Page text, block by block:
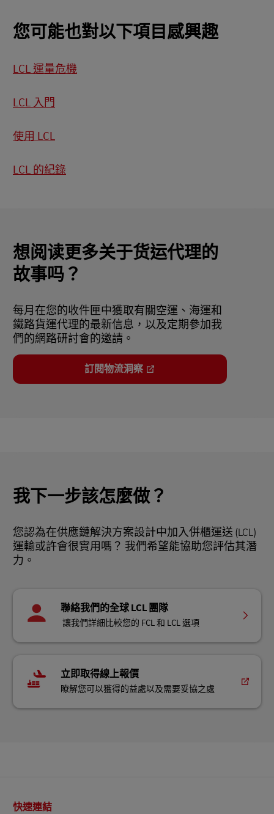
您可能也對以下項目感興趣
LCL 運量危機
LCL 入門
使用 LCL
LCL 的紀錄
想阅读更多关于货运代理的
故事吗？
每月在您的收件匣中獲取有關空運、海運和
鐵路貨運代理的最新信息，以及定期參加我
們的網路研討會的邀請。
訂閱物流洞察
我下一步該怎麼做？
您認為在供應鏈解決方案設計中加入併櫃運送 (LCL)
運輸或許會很實用嗎？ 我們希望能協助您評估其潛
力。
聯絡我們的全球 LCL 團隊
讓我們詳細比較您的 FCL 和 LCL 選項
立即取得線上報價
瞭解您可以獲得的益處以及需要妥協之處
頁
尾
快速連結